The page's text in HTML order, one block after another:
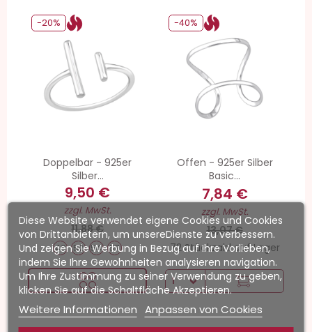
Doppelbar - 925er
Silber...
9,50 €
zzgl. MwSt.
11,88 €
49 52 54 57
-20%
Offen - 925er Silber
Basic...
7,84 €
zzgl. MwSt.
13,07 €
72 Stückzahl auf Lager
-40%
Diese Website verwendet eigene Cookies und Cookies
von Drittanbietern, um unsereDienste zu verbessern.
Und zeigen Sie Werbung in Bezug auf Ihre Vorlieben,
indem Sie Ihre Gewohnheiten analysieren navigation.
Um Ihre Zustimmung zu seiner Verwendung zu geben,
klicken Sie auf die Schaltfläche Akzeptieren.
Weitere Informationen Anpassen von Cookies